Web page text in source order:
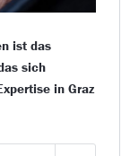
ist das
sich
in Graz